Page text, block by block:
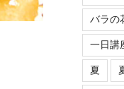
バラの
一日講
夏